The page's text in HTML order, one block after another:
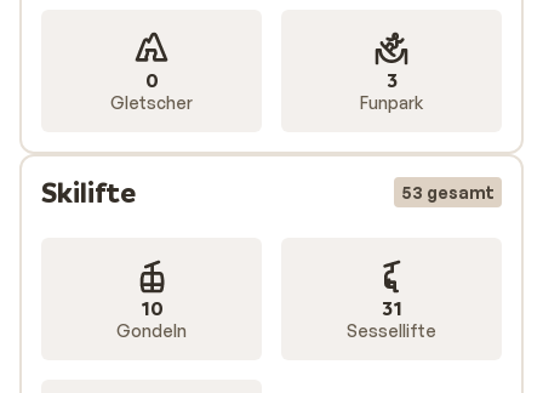
0
Gletscher
3
Funpark
Skilifte 53 gesamt
10
Gondeln
31
Sessellifte